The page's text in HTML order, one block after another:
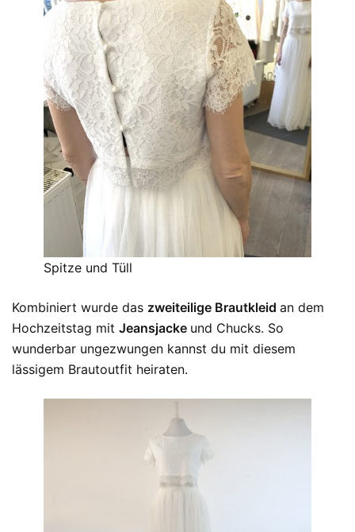
Spitze und Tüll
Kombiniert wurde das zweiteilige Brautkleid an dem
Hochzeitstag mit Jeansjacke und Chucks. So
wunderbar ungezwungen kannst du mit diesem
lässigem Brautoutfit heiraten.